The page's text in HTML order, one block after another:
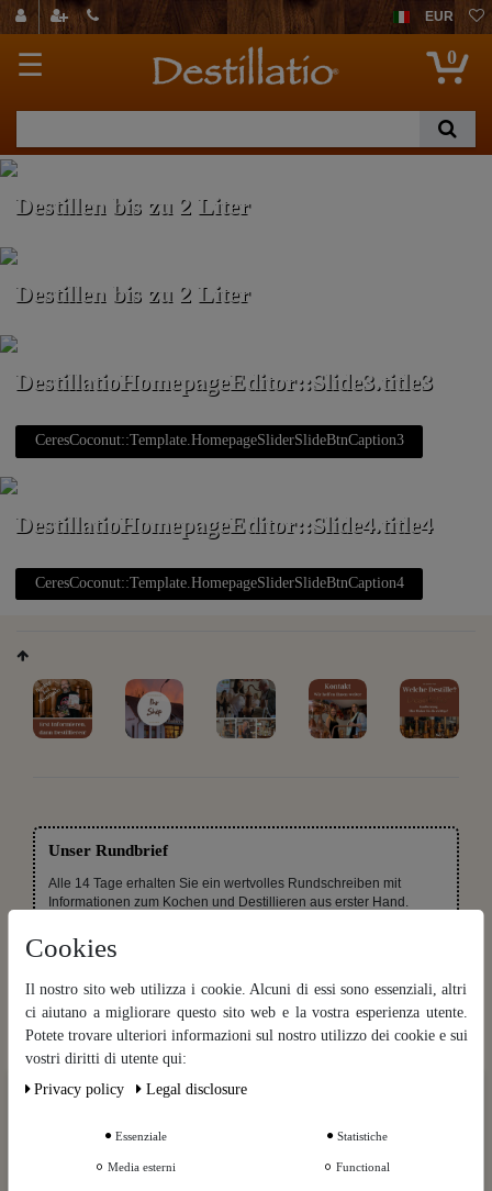
EUR
☰ 0
Destillen bis zu 2 Liter
Destillen bis zu 2 Liter
DestillatioHomepageEditor::Slide3.title3
CeresCoconut::Template.HomepageSliderSlideBtnCaption3
DestillatioHomepageEditor::Slide4.title4
CeresCoconut::Template.HomepageSliderSlideBtnCaption4
Unser Rundbrief
Alle 14 Tage erhalten Sie ein wertvolles Rundschreiben mit
Informationen zum Kochen und Destillieren aus erster Hand.
La categoria
Ceres::Template.cookieBarHintText
Ceres::Template.cookieBarMoreSettings
Cookies
Il nostro sito web utilizza i cookie. Alcuni di essi sono essenziali, altri
ci aiutano a migliorare questo sito web e la vostra esperienza utente.
Potete trovare ulteriori informazioni sul nostro utilizzo dei cookie e sui
vostri diritti di utente qui:
Privacy policy
Legal disclosure
Essenziale Statistiche
Media esterni Functional